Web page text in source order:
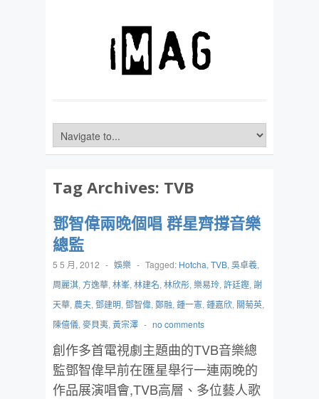
Tag Archives: TVB
鄧智偉兩晚個唱 群星齊撐音樂
總監
5 5 月, 2012 - 娛樂 - Tagged: Hotcha, TVB, 吳卓羲,
周麗淇, 方逸華, 林峯, 林建名, 林欣彤, 樂易玲, 許廷鏗, 謝
天華, 農夫, 鄧建明, 鄧智偉, 鄭融, 鍾一憲, 鍾嘉欣, 關菊英,
陳僖儀, 麥貝夷, 黃宗澤 - no comments
創作多首電視劇主題曲的TVB音樂總
監鄧智偉早前在匯星舉行一連兩晚的
作品展演唱會,TVB高層、多位藝人歌